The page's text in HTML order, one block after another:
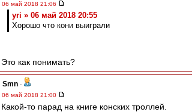
06 май 2018 21:06
yri » 06 май 2018 20:55
Хорошо что кони выиграли
Это как понимать?
Smn -
06 май 2018 21:00
Какой-то парад на книге конских троллей.